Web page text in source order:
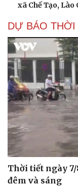
xã Chế Tạo, Lào
DỰ BÁO THỜI
Thời tiết ngày 7/
đêm và sáng